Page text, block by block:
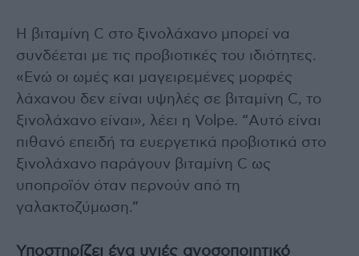
Η βιταμίνη C στο ξινολάχανο μπορεί να
συνδέεται με τις προβιοτικές του ιδιότητες.
«Ενώ οι ωμές και μαγειρεμένες μορφές
λάχανου δεν είναι υψηλές σε βιταμίνη C, το
ξινολάχανο είναι», λέει η Volpe. “Αυτό είναι
πιθανό επειδή τα ευεργετικά προβιοτικά στο
ξινολάχανο παράγουν βιταμίνη C ως
υποπροϊόν όταν περνούν από τη
γαλακτοζύμωση.”
Υποστηρίζει ένα υγιές ανοσοποιητικό